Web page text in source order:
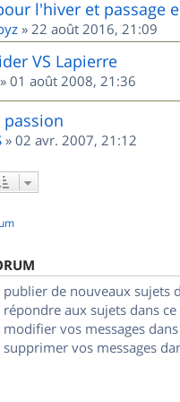
l'hiver et passage
» 22 août 2016, 21:09
VS Lapierre
» 01 août 2008, 21:36
passion
» 02 avr. 2007, 21:12
publier de nouveaux sujets
répondre aux sujets dans
modifier vos messages
supprimer vos messages